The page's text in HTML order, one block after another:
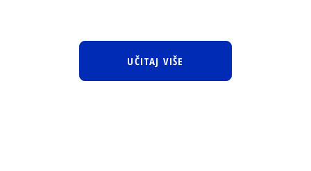
UČITAJ VIŠE